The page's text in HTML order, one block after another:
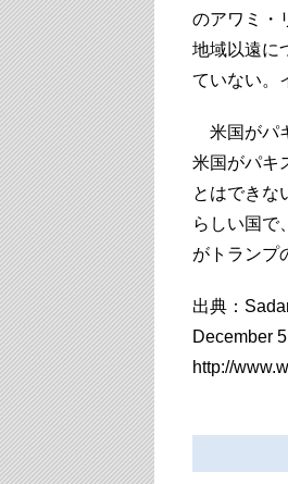
のアワミ・
地域以遠に
ていない。
米国がパ
米国がパキ
とはできな
らしい国で
がトランプ
出典：
December
http://